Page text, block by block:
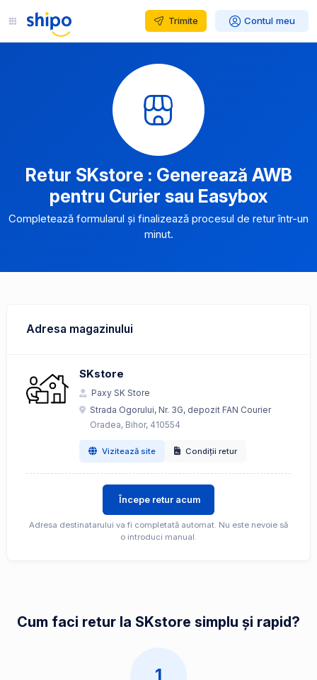
Trimite Contul meu
Retur SKstore : Generează AWB
pentru Curier sau Easybox
Completează formularul și finalizează procesul de retur într-un
minut.
Adresa magazinului
SKstore
Paxy SK Store
Strada Ogorului, Nr. 3G, depozit FAN Courier
Oradea, Bihor, 410554
Vizitează site Condiții retur
Începe retur acum
Adresa destinatarului va fi completată automat. Nu este nevoie să
o introduci manual.
Cum faci retur la SKstore simplu și rapid?
1